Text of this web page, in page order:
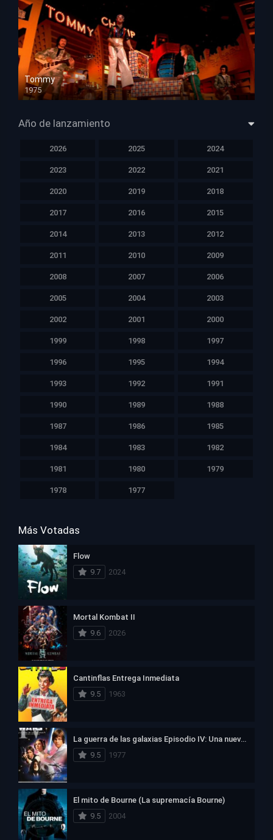
Tommy
1975
HD 1080p
Año de lanzamiento
2026 2025 2024
2023 2022 2021
2020 2019 2018
2017 2016 2015
2014 2013 2012
2011 2010 2009
2008 2007 2006
2005 2004 2003
2002 2001 2000
1999 1998 1997
1996 1995 1994
1993 1992 1991
1990 1989 1988
1987 1986 1985
1984 1983 1982
1981 1980 1979
1978 1977
Más Votadas
Flow
9.7
2024
Mortal Kombat II
9.6
2026
Cantinflas Entrega Inmediata
9.5
1963
La guerra de las galaxias Episodio IV: Una nueva esperanza
9.5
1977
El mito de Bourne (La supremacía Bourne)
9.5
2004